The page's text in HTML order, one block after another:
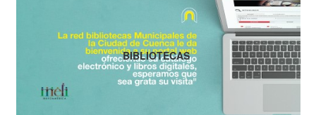
BIBLIOTECAS